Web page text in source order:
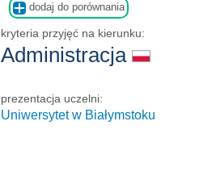
dodaj do porównania
kryteria przyjęć na kierunku:
Administracja
prezentacja uczelni:
Uniwersytet w Białymstoku